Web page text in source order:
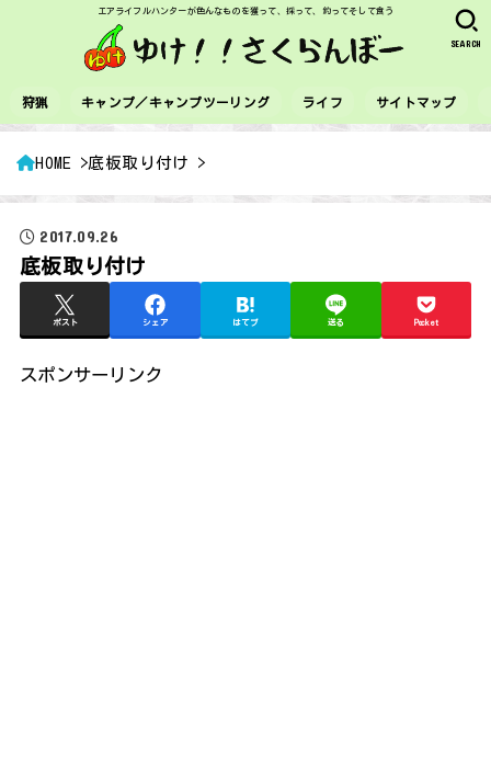
エアライフルハンターが色んなものを獲って、採って、釣ってそして食う
狩猟 キャンプ／キャンプツーリング ライフ サイトマップ
SEARCH
HOME 底板取り付け
2017.09.26
底板取り付け
ポスト シェア はてブ 送る Pocket
スポンサーリンク